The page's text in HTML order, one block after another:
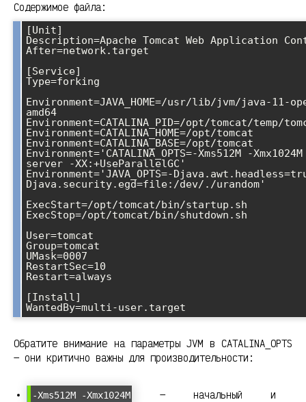
Содержимое файла:
[Unit]
Description=Apache Tomcat Web Application
After=network.target
[Service]
Type=forking
Environment=JAVA_HOME=/usr/lib/jvm/java-11-
amd64
Environment=CATALINA_PID=/opt/tomcat/temp/
Environment=CATALINA_HOME=/opt/tomcat
Environment=CATALINA_BASE=/opt/tomcat
Environment='CATALINA_OPTS=-Xms512M -
server -XX:+UseParallelGC'
Environment='JAVA_OPTS=-
Djava.security.egd=file:/dev/./urandom'
ExecStart=/opt/tomcat/bin/startup.sh
ExecStop=/opt/tomcat/bin/shutdown.sh
User=tomcat
Group=tomcat
UMask=0007
RestartSec=10
Restart=always
[Install]
Обратите внимание на параметры JVM в CATALINA_OPTS
— они критично важны для производительности:
-Xms512M -Xmx1024M — начальный и